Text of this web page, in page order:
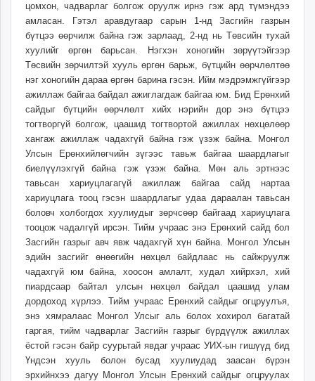
tumen.mn
shuum.mn
times.mn
tvmongolia.mn
mass.mn
unegui.mn
assa.mn
toim.mn
tac.mn
paparazzi.mn
unread.today
цомхон, чадварлаг болгож оруулж ирнэ гэж ард түмэндээ
амласан. Гэтэл аравдугаар сарын 1-нд Засгийн газрын
бүтцээ өөрчилж байна гэж зарлаад, 2-нд нь Төвсийн тухай
хуулийг өргөн барьсан. Нэгхэн хоногийн зөрүүтэйгээр
Төсвийн зөрчилтэй хууль өргөн барьж, бүтцийн өөрчлөлтөө
нэг хоногийн дараа өргөн барина гэсэн. Ийм мэдрэмжгүйгээр
ажиллаж байгаа байдал ажиглагдаж байгаа юм. Бид Ерөнхий
сайдыг бүтцийн өөрчлөлт хийх нэрийн дор энэ бүтцээ
тогтворгүй болгож, цаашид тогтвортой ажиллах нөхцөлөөр
хангаж ажиллаж чадахгүй байна гэж үзэж байна. Монгол
Улсын Ерөнхийлөгчийн зүгээс тавьж байгаа шаардлагыг
биелүүлэхгүй байна гэж үзэж байна. Мөн аль эртнээс
тавьсан хариуцлагагүй ажиллаж байгаа сайд нартаа
хариуцлага тооц гэсэн шаардлагыг удаа дараалан тавьсан
боловч холбогдох хуулиудыг зөрчсөөр байгаад хариуцлага
тооцож чадалгүй ирсэн. Тийм учраас энэ Ерөнхий сайд бол
Засгийн газрыг авч явж чадахгүй хүн байна. Монгол Улсын
эдийн засгийг өнөөгийн нөхцөл байдлаас нь сайжруулж
чадахгүй юм байна, хоосон амлалт, худал хийрхэл, хий
пиардсаар байтал улсын нөхцөл байдал цаашид улам
дордоход хүрлээ. Тийм учраас Ерөнхий сайдыг огцруулъя,
энэ хямралаас Монгол Улсыг аль болох хохирол багатай
гаргая, тийм чадварлаг Засгийн газрыг бүрдүүлж ажиллах
ёстой гэсэн байр суурьтай явдаг учраас УИХ-ын гишүүд бид
Үндсэн хууль болон бусад хуулиудад заасан бүрэн
эрхийнхээ дагуу Монгол Улсын Ерөнхий сайдыг огцруулах